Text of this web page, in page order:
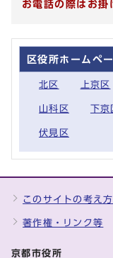
お電話の際はお掛
区役所ホームペ
北区 上京区
山科区 下京
伏見区
このサイトの考え方
著作権・リンク等
京都市役所